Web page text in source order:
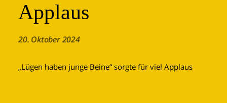
Applaus
20. Oktober 2024
„Lügen haben junge Beine“ sorgte für viel Applaus